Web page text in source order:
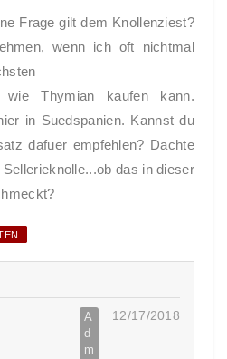
Frage gilt dem Knollenziest?
wenn ich oft nichtmal
wie Thymian kaufen kann.
in Suedspanien. Kannst du
dafuer empfehlen? Dachte
das in dieser
12/17/2018